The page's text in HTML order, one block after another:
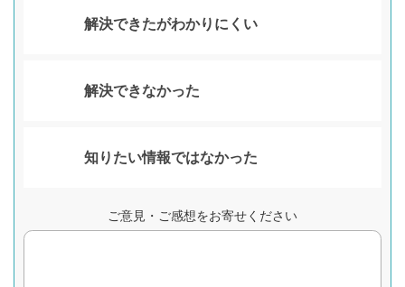
解決できたがわかりにくい
解決できなかった
知りたい情報ではなかった
ご意見・ご感想をお寄せください